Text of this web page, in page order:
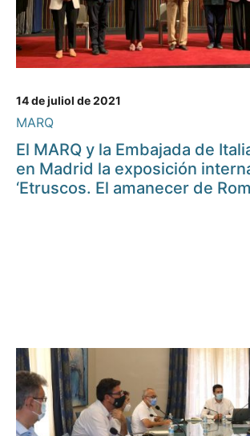
14 de juliol de 2021
MARQ
El MARQ y la Embajada de
en Madrid la exposición
‘Etruscos. El amanecer de